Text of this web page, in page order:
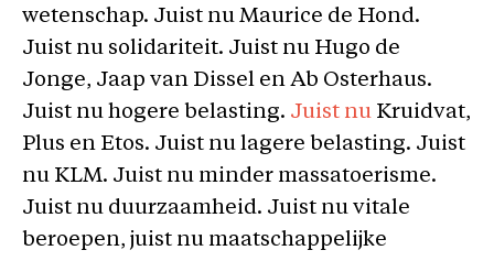
wetenschap. Juist nu Maurice de Hond.
Juist nu solidariteit. Juist nu Hugo de
Jonge, Jaap van Dissel en Ab Osterhaus.
Juist nu hogere belasting. Juist nu Kruidvat,
Plus en Etos. Juist nu lagere belasting. Juist
nu KLM. Juist nu minder massatoerisme.
Juist nu duurzaamheid. Juist nu vitale
beroepen, juist nu maatschappelijke